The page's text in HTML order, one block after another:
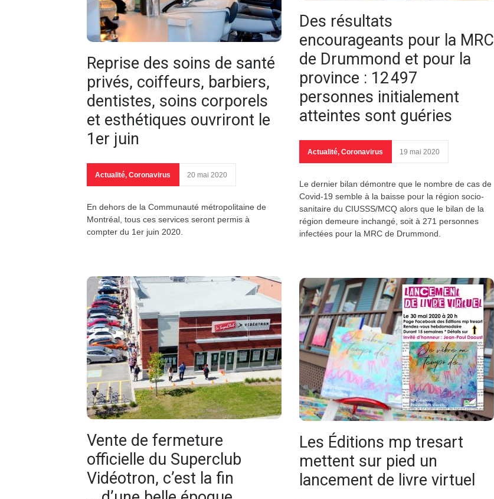
Reprise des soins de santé
privés, coiffeurs, barbiers,
dentistes, soins corporels
et esthétiques ouvriront le
1er juin
Actualité, Coronavirus 20 mai 2020
En dehors de la Communauté métropolitaine de
Montréal, tous ces services seront permis à
compter du 1er juin 2020.
Vente de fermeture
officielle du Superclub
Vidéotron, c’est la fin
Des résultats
encourageants pour la MRC
de Drummond et pour la
province : 12 497
personnes initialement
atteintes sont guéries
Actualité, Coronavirus 19 mai 2020
Le dernier bilan démontre que le nombre de cas de
Covid-19 semble à la baisse pour la région socio-
sanitaire du CIUSSS/MCQ alors que le bilan de la
région demeure inchangé, soit à 271 personnes
infectées pour la MRC de Drummond.
Les Éditions mp tresart
mettent sur pied un
lancement de livre virtuel